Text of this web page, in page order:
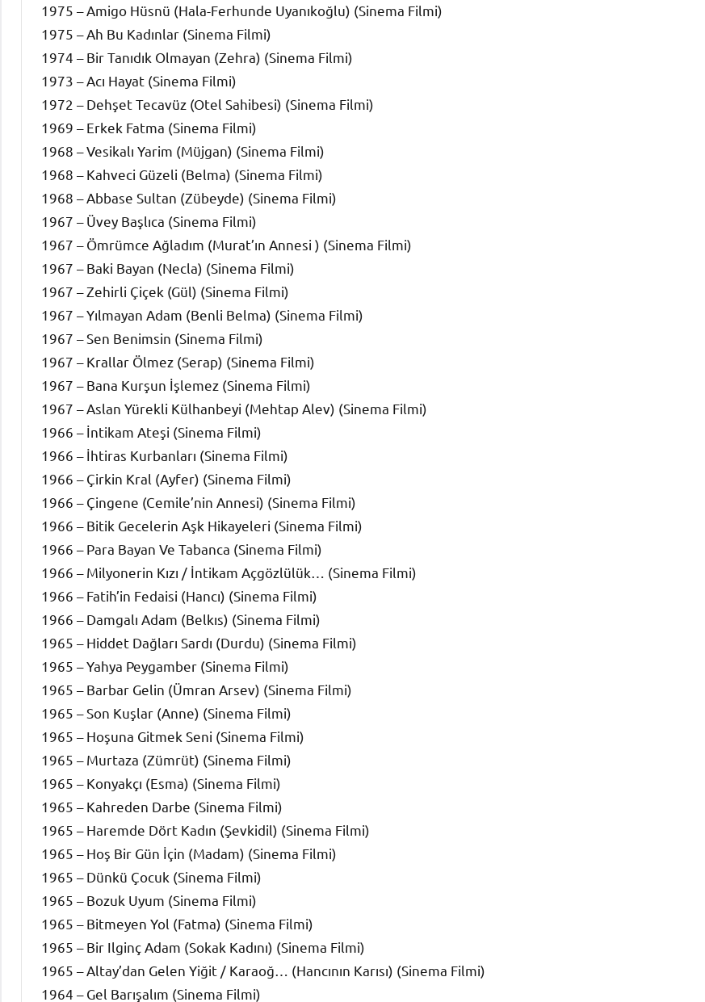
1975 – Amigo Hüsnü (Hala-Ferhunde Uyanıkoğlu) (Sinema Filmi)
1975 – Ah Bu Kadınlar (Sinema Filmi)
1974 – Bir Tanıdık Olmayan (Zehra) (Sinema Filmi)
1973 – Acı Hayat (Sinema Filmi)
1972 – Dehşet Tecavüz (Otel Sahibesi) (Sinema Filmi)
1969 – Erkek Fatma (Sinema Filmi)
1968 – Vesikalı Yarim (Müjgan) (Sinema Filmi)
1968 – Kahveci Güzeli (Belma) (Sinema Filmi)
1968 – Abbase Sultan (Zübeyde) (Sinema Filmi)
1967 – Üvey Başlıca (Sinema Filmi)
1967 – Ömrümce Ağladım (Murat’ın Annesi ) (Sinema Filmi)
1967 – Baki Bayan (Necla) (Sinema Filmi)
1967 – Zehirli Çiçek (Gül) (Sinema Filmi)
1967 – Yılmayan Adam (Benli Belma) (Sinema Filmi)
1967 – Sen Benimsin (Sinema Filmi)
1967 – Krallar Ölmez (Serap) (Sinema Filmi)
1967 – Bana Kurşun İşlemez (Sinema Filmi)
1967 – Aslan Yürekli Külhanbeyi (Mehtap Alev) (Sinema Filmi)
1966 – İntikam Ateşi (Sinema Filmi)
1966 – İhtiras Kurbanları (Sinema Filmi)
1966 – Çirkin Kral (Ayfer) (Sinema Filmi)
1966 – Çingene (Cemile’nin Annesi) (Sinema Filmi)
1966 – Bitik Gecelerin Aşk Hikayeleri (Sinema Filmi)
1966 – Para Bayan Ve Tabanca (Sinema Filmi)
1966 – Milyonerin Kızı / İntikam Açgözlülük… (Sinema Filmi)
1966 – Fatih’in Fedaisi (Hancı) (Sinema Filmi)
1966 – Damgalı Adam (Belkıs) (Sinema Filmi)
1965 – Hiddet Dağları Sardı (Durdu) (Sinema Filmi)
1965 – Yahya Peygamber (Sinema Filmi)
1965 – Barbar Gelin (Ümran Arsev) (Sinema Filmi)
1965 – Son Kuşlar (Anne) (Sinema Filmi)
1965 – Hoşuna Gitmek Seni (Sinema Filmi)
1965 – Murtaza (Zümrüt) (Sinema Filmi)
1965 – Konyakçı (Esma) (Sinema Filmi)
1965 – Kahreden Darbe (Sinema Filmi)
1965 – Haremde Dört Kadın (Şevkidil) (Sinema Filmi)
1965 – Hoş Bir Gün İçin (Madam) (Sinema Filmi)
1965 – Dünkü Çocuk (Sinema Filmi)
1965 – Bozuk Uyum (Sinema Filmi)
1965 – Bitmeyen Yol (Fatma) (Sinema Filmi)
1965 – Bir Ilginç Adam (Sokak Kadını) (Sinema Filmi)
1965 – Altay’dan Gelen Yiğit / Karaoğ… (Hancının Karısı) (Sinema Filmi)
1964 – Gel Barışalım (Sinema Filmi)